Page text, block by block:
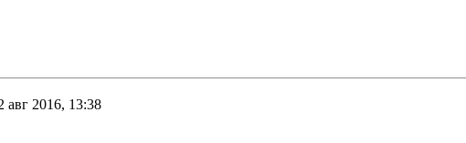
авг 2016, 13:38